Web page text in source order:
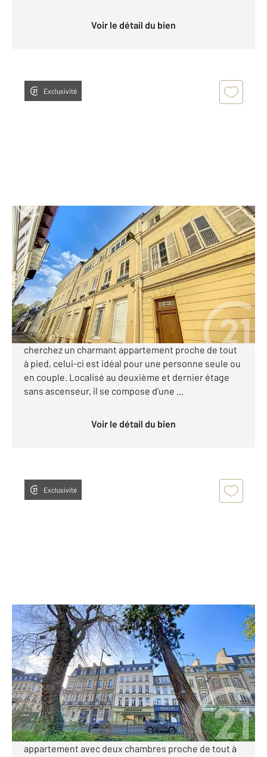
Voir le détail du bien
Exclusivité
ROUEN 76
51,34 m
Ref : 33417
Appartement F2 Bis à vendre
118 000 €
Visiter le site dédié
[C A VENDRE] ROUEN Vieux Marché Si vous
cherchez un charmant appartement proche de tout
à pied, celui-ci est idéal pour une personne seule ou
en couple. Localisé au deuxième et dernier étage
sans ascenseur, il se compose d'une ...
Voir le détail du bien
Exclusivité
ROUEN 76
62,40 m2, 3 pièces
Ref : 28566
Appartement F3 à vendre
187 000 €
Visiter le site dédié
[C A VENDRE] ROUEN - Gare Vous recherchez un
appartement avec deux chambres proche de tout à